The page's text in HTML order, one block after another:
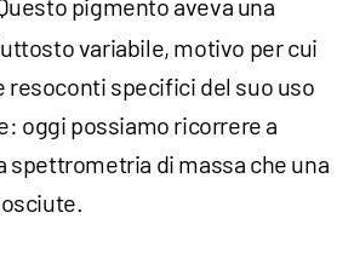
pigmento aveva una
variabile, motivo per cui
resoconti specifici del suo uso
oggi possiamo ricorrere a
spettrometria di massa che una